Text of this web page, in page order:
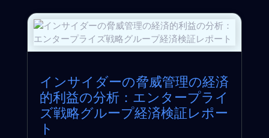
インサイダーの脅威管理の経済
的利益の分析：エンタープライ
ズ戦略グループ経済検証レポー
ト